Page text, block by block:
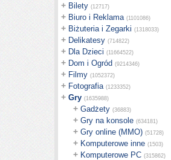
+ Bilety (12717)
+ Biuro i Reklama (1101086)
+ Biżuteria i Zegarki (1318033)
+ Delikatesy (714822)
+ Dla Dzieci (11664522)
+ Dom i Ogród (9214346)
+ Filmy (1052372)
+ Fotografia (1233352)
+ Gry (1635988)
+ Gadżety (36883)
+ Gry na konsole (634181)
+ Gry online (MMO) (51728)
+ Komputerowe inne (1503)
+ Komputerowe PC (315862)